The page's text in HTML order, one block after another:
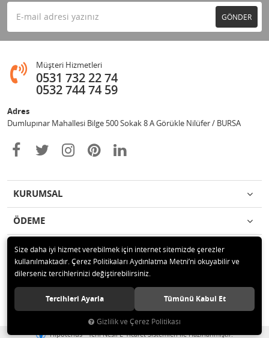
GÖNDER
Müşteri Hizmetleri
0531 732 22 74
0532 744 74 59
Adres
Dumlupınar Mahallesi Bilge 500 Sokak 8 A Görükle Nilüfer / BURSA
KURUMSAL
ÖDEME
İLETİŞİM
© 2020 MAG OTOMOTİV Tüm hakları saklıdır.
Hipotenüs Yeni Nesil E-Ticaret Sistemleri ile Hazırlanmıştır.
Size daha iyi hizmet verebilmek için internet sitemizde çerezler
kullanılmaktadır. Çerez Politikaları Aydınlatma Metni’ni okuyabilir ve
dilerseniz tercihlerinizi değiştirebilirsiniz.
Tercihleri Ayarla Tümünü Kabul Et
Gizlilik ve Çerez Politikası